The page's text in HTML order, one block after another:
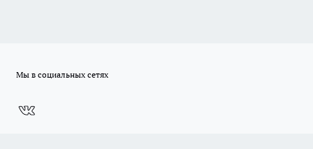
Мы в социальных сетях